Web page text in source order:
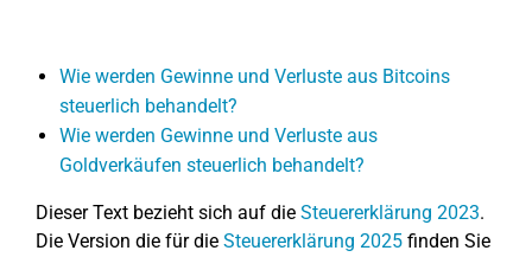
Wie werden Gewinne und Verluste aus Bitcoins
steuerlich behandelt?
Wie werden Gewinne und Verluste aus
Goldverkäufen steuerlich behandelt?
Dieser Text bezieht sich auf die Steuererklärung 2023.
Die Version die für die Steuererklärung 2025 finden Sie